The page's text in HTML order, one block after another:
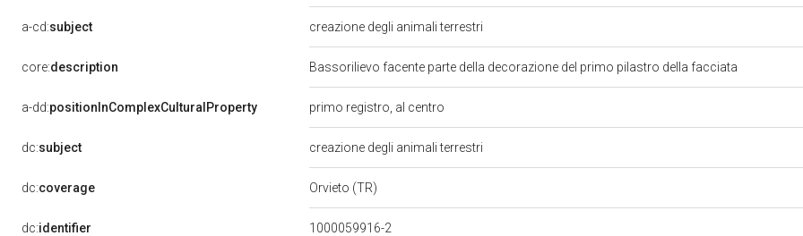
a-cd:subject creazione degli animali terrestri
core:description Bassorilievo facente parte della decorazione del primo pilastro della facciata
a-dd:positionInComplexCulturalProperty primo registro, al centro
dc:subject creazione degli animali terrestri
dc:coverage Orvieto (TR)
dc:identifier 1000059916-2